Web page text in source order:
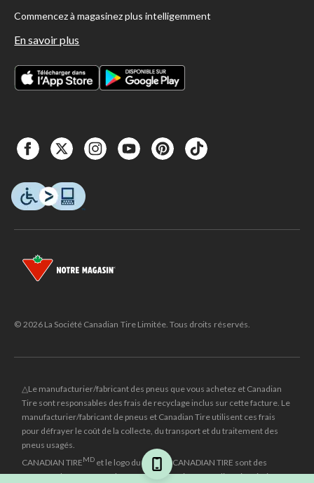
Commencez à magasinez plus intelligemment
En savoir plus
© 2026 La Société Canadian Tire Limitée. Tous droits réservés.
△Le manufacturier/fabricant des pneus que vous achetez et Canadian
Tire sont responsables des frais de recyclage inclus sur cette facture. Le
manufacturier/fabricant de pneus et Canadian Tire utilisent ces frais
pour défrayer le coût de la collecte, du transport et du traitement des
pneus usagés.
CANADIAN TIREMD et le logo du triangle CANADIAN TIRE sont des
marques de commerce déposées de la Société Canadian Tire Limitée.